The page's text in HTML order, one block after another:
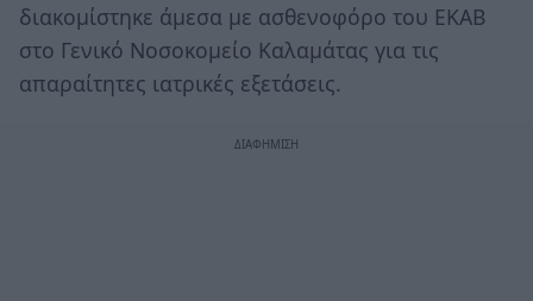
διακομίστηκε άμεσα με ασθενοφόρο του ΕΚΑΒ
στο Γενικό Νοσοκομείο Καλαμάτας για τις
απαραίτητες ιατρικές εξετάσεις.